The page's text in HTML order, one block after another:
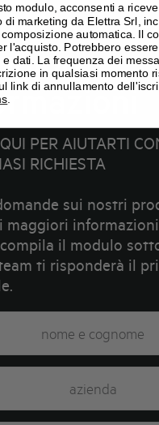
PER AIUTARTI
RICHIESTA
sui nostri
maggiori
il modulo
ti risponderà il
modulo, acconsenti a
di marketing da Elettra Srl,
automatica. Il
l'acquisto. Potrebbero
e dati. La frequenza dei
in qualsiasi momento
link di annullamento